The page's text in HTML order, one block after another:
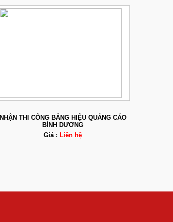
NHẬN THI CÔNG BẢNG HIỆU QUẢNG CÁO
BÌNH DƯƠNG
Giá : Liên hệ